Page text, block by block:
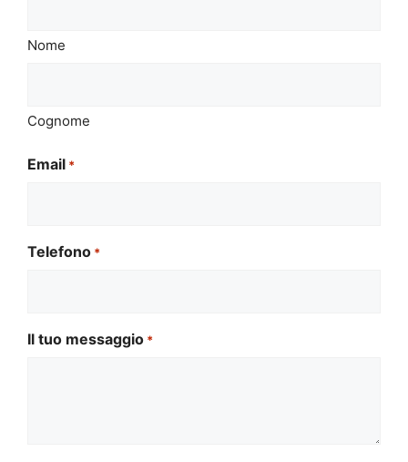
Nome
Cognome
Email *
Telefono *
Il tuo messaggio *